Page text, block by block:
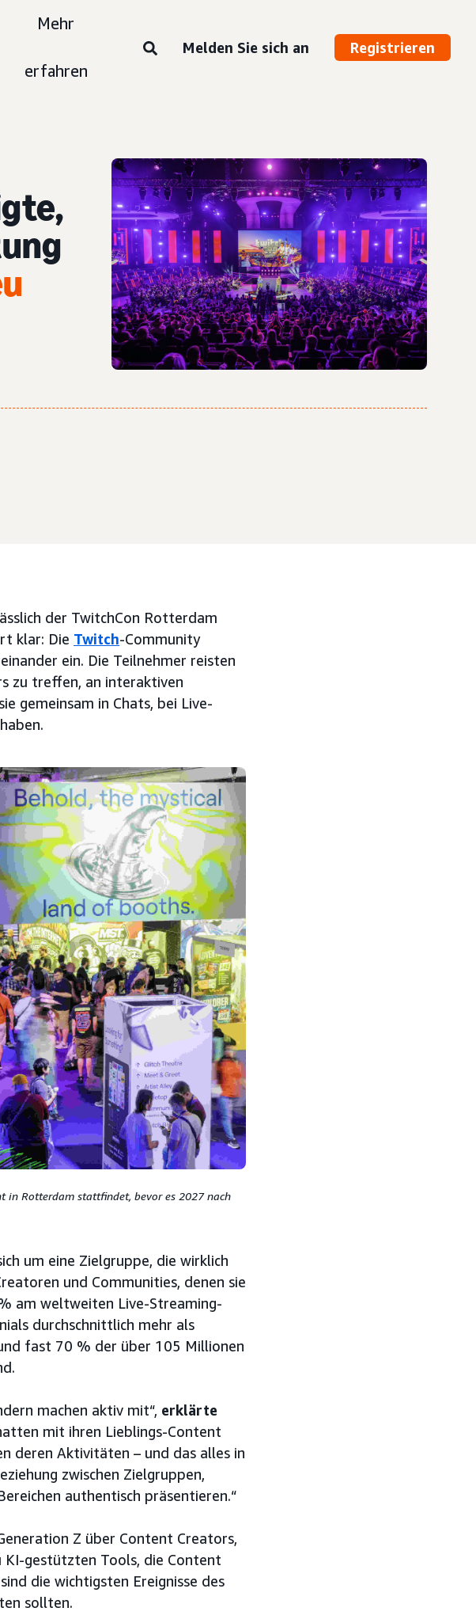
Mehr
erfahren
Melden Sie sich an Registrieren
der TwitchCon Rotterdam
klar: Die Twitch-Community
ein. Die Teilnehmer reisten
zu treffen, an interaktiven
gemeinsam in Chats, bei Live-
in Rotterdam stattfindet, bevor es 2027 nach
um eine Zielgruppe, die wirklich
und Communities, denen sie
am weltweiten Live-Streaming-
durchschnittlich mehr als
fast 70 % der über 105 Millionen
machen aktiv mit“, erklärte
mit ihren Lieblings-Content
deren Aktivitäten – und das alles in
zwischen Zielgruppen,
authentisch präsentieren.“
Z über Content Creators,
KI-gestützten Tools, die Content
die wichtigsten Ereignisse des
sollten.